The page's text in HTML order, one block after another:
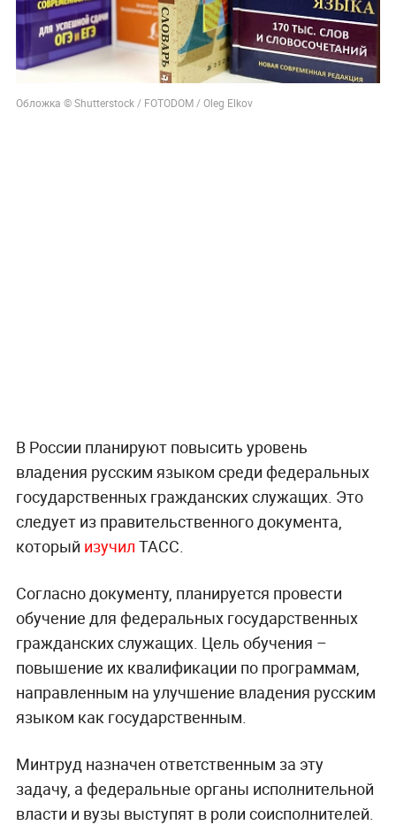
Обложка © Shutterstock / FOTODOM / Oleg Elkov
В России планируют повысить уровень
владения русским языком среди федеральных
государственных гражданских служащих. Это
следует из правительственного документа,
который изучил ТАСС.
Согласно документу, планируется провести
обучение для федеральных государственных
гражданских служащих. Цель обучения –
повышение их квалификации по программам,
направленным на улучшение владения русским
языком как государственным.
Минтруд назначен ответственным за эту
задачу, а федеральные органы исполнительной
власти и вузы выступят в роли соисполнителей.